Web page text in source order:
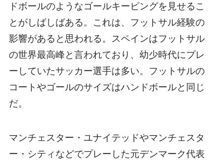
ドボールのようなゴールキーピングを見せるこ
とがしばしばある。これは、フットサル経験の
影響があると思われる。スペインはフットサル
の世界最高峰と言われており、幼少時代にプレ
ーしていたサッカー選手は多い。フットサルの
コートやゴールのサイズはハンドボールと同じ
だ。
マンチェスター・ユナイテッドやマンチェスタ
ー・シティなどでプレーした元デンマーク代表